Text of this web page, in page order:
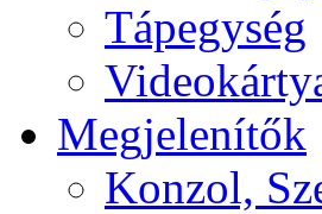
Tápegység
Megjelenítők
Konzol,